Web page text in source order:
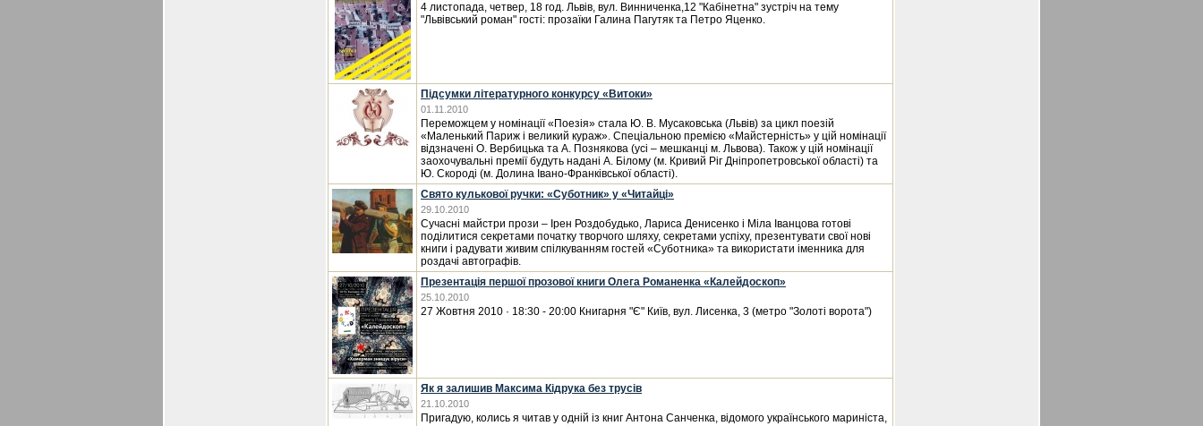
4 листопада, четвер, 18 год. Львів, вул. Винниченка,12 "Кабінетна" зустріч на тему
"Львівський роман" гості: прозаїки Галина Пагутяк та Петро Яценко.
Підсумки літературного конкурсу «Витоки»
01.11.2010
Переможцем у номінації «Поезія» стала Ю. В. Мусаковська (Львів) за цикл поезій
«Маленький Париж і великий кураж». Спеціальною премією «Майстерність» у цій номінації
відзначені О. Вербицька та А. Познякова (усі – мешканці м. Львова). Також у цій номінації
заохочувальні премії будуть надані А. Білому (м. Кривий Ріг Дніпропетровської області) та
Ю. Скороді (м. Долина Івано-Франківської області).
Свято кулькової ручки: «Суботник» у «Читайці»
29.10.2010
Сучасні майстри прози – Ірен Роздобудько, Лариса Денисенко і Міла Іванцова готові
поділитися секретами початку творчого шляху, секретами успіху, презентувати свої нові
книги і радувати живим спілкуванням гостей «Суботника» та використати іменника для
роздачі автографів.
Презентація першої прозової книги Олега Романенка «Калейдоскоп»
25.10.2010
27 Жовтня 2010 · 18:30 - 20:00 Книгарня "Є" Київ, вул. Лисенка, 3 (метро "Золоті ворота")
Як я залишив Максима Кідрука без трусів
21.10.2010
Пригадую, колись я читав у одній із книг Антона Санченка, відомого українського мариніста,